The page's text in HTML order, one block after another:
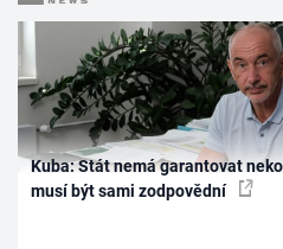
Kuba: Stát nemá garantovat
musí být sami zodpovědní